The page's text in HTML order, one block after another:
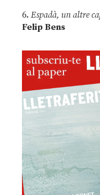
6. Espadà, un altre
Felip Bens